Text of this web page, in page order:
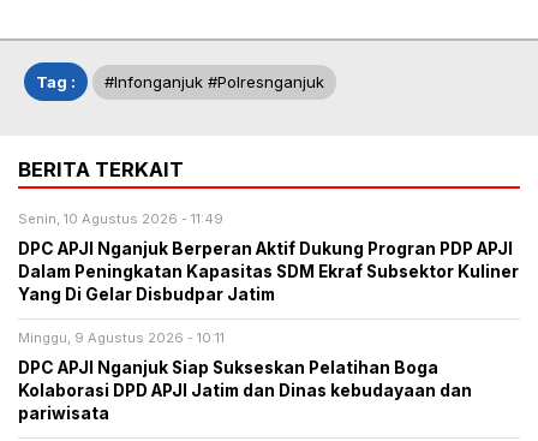
Tag : #infonganjuk #polresnganjuk
BERITA TERKAIT
Senin, 10 Agustus 2026 - 11:49
DPC APJI Nganjuk Berperan Aktif Dukung Progran PDP APJI
Dalam Peningkatan Kapasitas SDM Ekraf Subsektor Kuliner
Yang Di Gelar Disbudpar Jatim
Minggu, 9 Agustus 2026 - 10:11
DPC APJI Nganjuk Siap Sukseskan Pelatihan Boga
Kolaborasi DPD APJI Jatim dan Dinas kebudayaan dan
pariwisata